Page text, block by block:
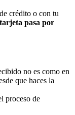
crédito o con tu
pasa por
no es como en
que haces la
proceso de